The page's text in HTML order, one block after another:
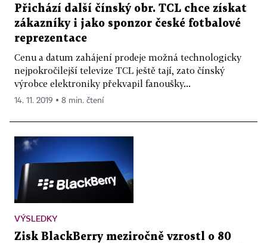
Přichází další čínský obr. TCL chce získat
zákazníky i jako sponzor české fotbalové
reprezentace
Cenu a datum zahájení prodeje možná technologicky
nejpokročilejší televize TCL ještě tají, zato čínský
výrobce elektroniky překvapil fanoušky...
14. 11. 2019 ▪ 8 min. čtení
VÝSLEDKY
Zisk BlackBerry meziročně vzrostl o 80